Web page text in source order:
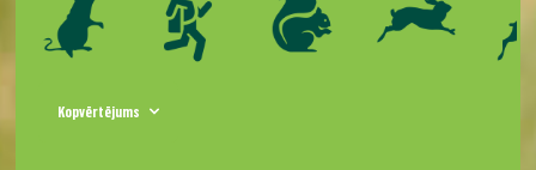
Kopvērtējums